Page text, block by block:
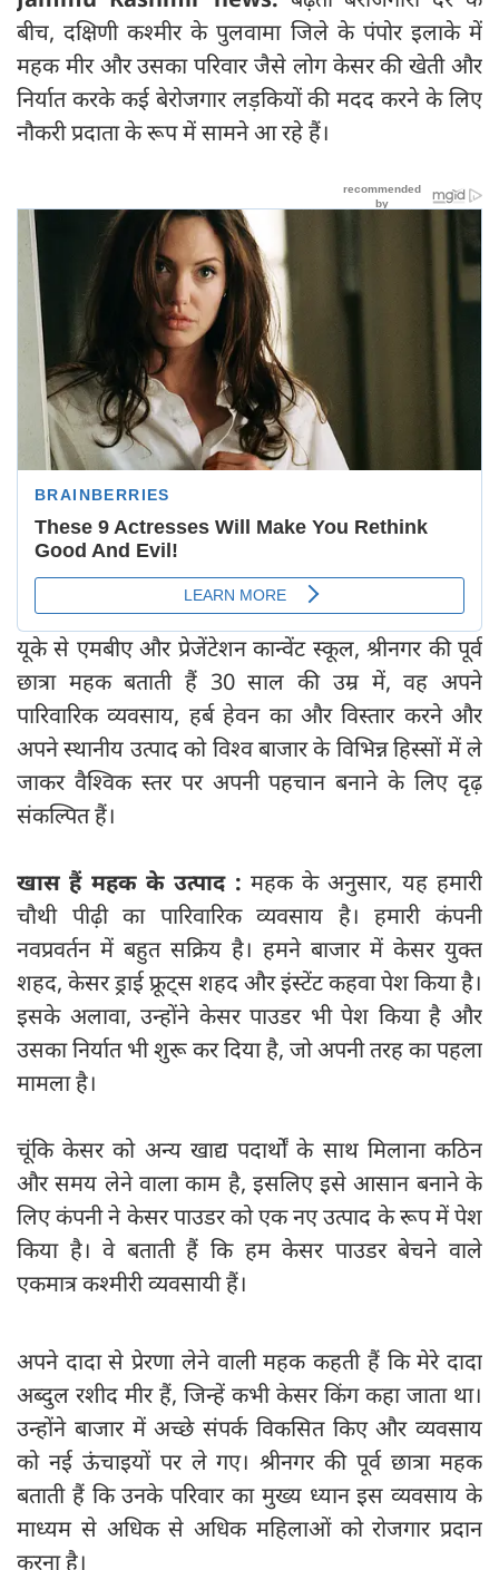
बीच, दक्षिणी कश्मीर के पुलवामा जिले के पंपोर इलाके में
महक मीर और उसका परिवार जैसे लोग केसर की खेती और
निर्यात करके कई बेरोजगार लड़कियों की मदद करने के लिए
नौकरी प्रदाता के रूप में सामने आ रहे हैं।
यूके से एमबीए और प्रेजेंटेशन कान्वेंट स्कूल, श्रीनगर की पूर्व
छात्रा महक बताती हैं 30 साल की उम्र में, वह अपने
पारिवारिक व्यवसाय, हर्ब हेवन का और विस्तार करने और
अपने स्थानीय उत्पाद को विश्व बाजार के विभिन्न हिस्सों में ले
जाकर वैश्विक स्तर पर अपनी पहचान बनाने के लिए दृढ़
संकल्पित हैं।
खास हैं महक के उत्पाद : महक के अनुसार, यह हमारी
चौथी पीढ़ी का पारिवारिक व्यवसाय है। हमारी कंपनी
नवप्रवर्तन में बहुत सक्रिय है। हमने बाजार में केसर युक्त
शहद, केसर ड्राई फ्रूट्स शहद और इंस्टेंट कहवा पेश किया है।
इसके अलावा, उन्होंने केसर पाउडर भी पेश किया है और
उसका निर्यात भी शुरू कर दिया है, जो अपनी तरह का पहला
मामला है।
चूंकि केसर को अन्य खाद्य पदार्थों के साथ मिलाना कठिन
और समय लेने वाला काम है, इसलिए इसे आसान बनाने के
लिए कंपनी ने केसर पाउडर को एक नए उत्पाद के रूप में पेश
किया है। वे बताती हैं कि हम केसर पाउडर बेचने वाले
एकमात्र कश्मीरी व्यवसायी हैं।
अपने दादा से प्रेरणा लेने वाली महक कहती हैं कि मेरे दादा
अब्दुल रशीद मीर हैं, जिन्हें कभी केसर किंग कहा जाता था।
उन्होंने बाजार में अच्छे संपर्क विकसित किए और व्यवसाय
को नई ऊंचाइयों पर ले गए। श्रीनगर की पूर्व छात्रा महक
बताती हैं कि उनके परिवार का मुख्य ध्यान इस व्यवसाय के
माध्यम से अधिक से अधिक महिलाओं को रोजगार प्रदान
करना है।